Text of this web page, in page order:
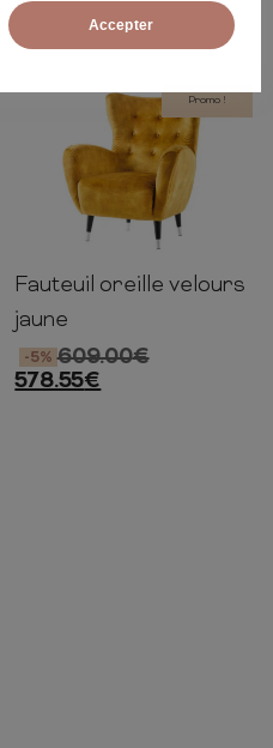
Accepter
Promo !
106cm 88cm 90cm
Fauteuil oreille velours
jaune
609.00€
-5%
578.55€